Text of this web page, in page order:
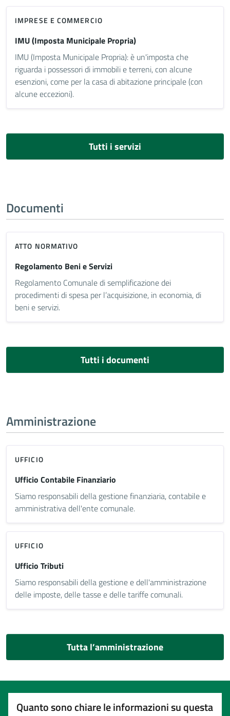
IMPRESE E COMMERCIO
IMU (Imposta Municipale Propria)
IMU (Imposta Municipale Propria): è un'imposta che
riguarda i possessori di immobili e terreni, con alcune
esenzioni, come per la casa di abitazione principale (con
alcune eccezioni).
Tutti i servizi
Documenti
ATTO NORMATIVO
Regolamento Beni e Servizi
Regolamento Comunale di semplificazione dei
procedimenti di spesa per l’acquisizione, in economia, di
beni e servizi.
Tutti i documenti
Amministrazione
UFFICIO
Ufficio Contabile Finanziario
Siamo responsabili della gestione finanziaria, contabile e
amministrativa dell'ente comunale.
UFFICIO
Ufficio Tributi
Siamo responsabili della gestione e dell'amministrazione
delle imposte, delle tasse e delle tariffe comunali.
Tutta l’amministrazione
Quanto sono chiare le informazioni su questa